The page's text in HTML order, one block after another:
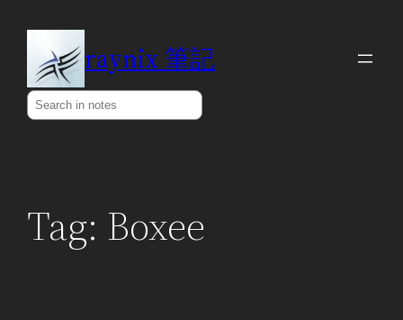
content
raynix 筆記
Search
Tag: Boxee